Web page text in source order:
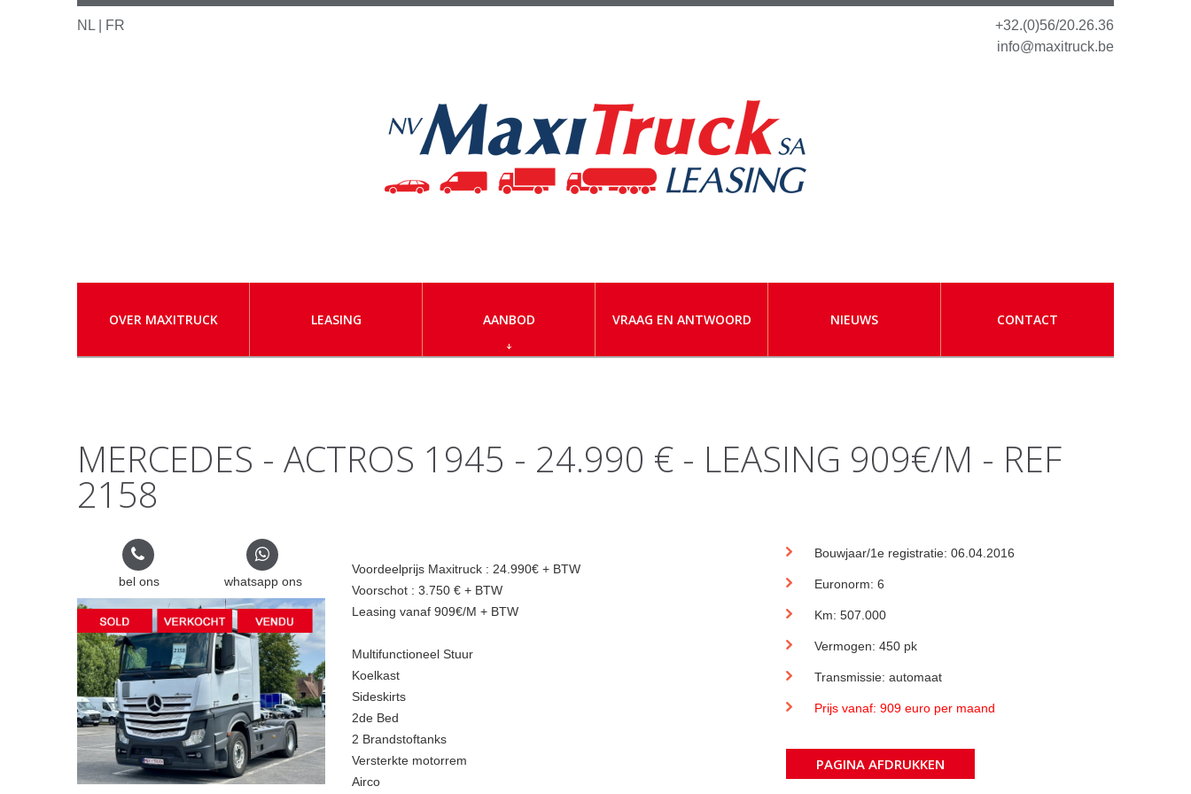
+32.(0)56/20.26.36
info@maxitruck.be
NL | FR
OVER MAXITRUCK LEASING AANBOD VRAAG EN ANTWOORD NIEUWS CONTACT
MERCEDES - ACTROS 1945 - 24.990 € - LEASING 909€/M - REF
2158
bel ons whatsapp ons
Voordeelprijs Maxitruck : 24.990€ + BTW
Voorschot : 3.750 € + BTW
Leasing vanaf 909€/M + BTW
Multifunctioneel Stuur
Koelkast
Sideskirts
2de Bed
2 Brandstoftanks
Versterkte motorrem
Airco
Bouwjaar/1e registratie: 06.04.2016
Euronorm: 6
Km: 507.000
Vermogen: 450 pk
Transmissie: automaat
Prijs vanaf: 909 euro per maand
PAGINA AFDRUKKEN